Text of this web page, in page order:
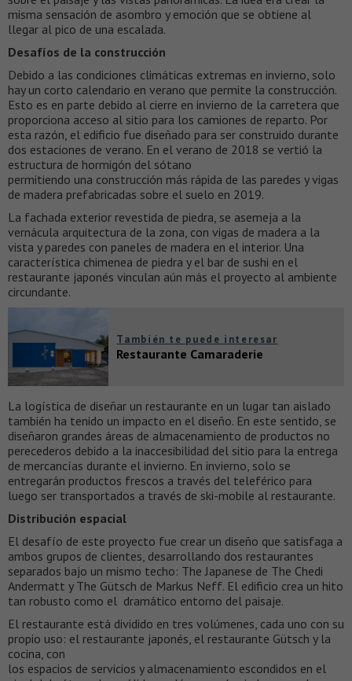
misma sensación de asombro y emoción que se obtiene al
llegar al pico de una escalada.
Desafíos de la construcción
Debido a las condiciones climáticas extremas en invierno, solo
hay un corto calendario en verano que permite la construcción.
Esto es en parte debido al cierre en invierno de la carretera que
proporciona acceso al sitio para los camiones de reparto. Por
esta razón, el edificio fue diseñado para ser construido durante
dos estaciones de verano. En el verano de 2018 se vertió la
estructura de hormigón del sótano
permitiendo una construcción más rápida de las paredes y vigas
de madera prefabricadas sobre el suelo en 2019.
La fachada exterior revestida de piedra, se asemeja a la
vernácula arquitectura de la zona, con vigas de madera a la
vista y paredes con paneles de madera en el interior. Una
característica chimenea de piedra y el bar de sushi en el
restaurante japonés vinculan aún más el proyecto al ambiente
circundante.
También te puede interesar
Restaurante Camaraderie
La logística de diseñar un restaurante en un lugar tan aislado
también ha tenido un impacto en el diseño. En este sentido, se
diseñaron grandes áreas de almacenamiento de productos no
perecederos debido a la inaccesibilidad del sitio para la entrega
de mercancías durante el invierno. En invierno, solo se
entregarán productos frescos a través del teleférico para
luego ser transportados a través de ski-mobile al restaurante.
Distribución espacial
El desafío de este proyecto fue crear un diseño que satisfaga a
ambos grupos de clientes, desarrollando dos restaurantes
separados bajo un mismo techo: The Japanese de The Chedi
Andermatt y The Gütsch de Markus Neff. El edificio crea un hito
tan robusto como el dramático entorno del paisaje.
El restaurante está dividido en tres volúmenes, cada uno con su
propio uso: el restaurante japonés, el restaurante Gütsch y la
cocina, con
los espacios de servicios y almacenamiento escondidos en el